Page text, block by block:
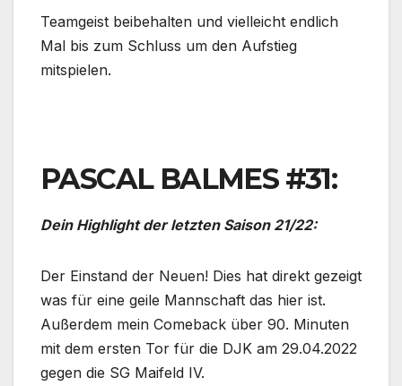
Teamgeist beibehalten und vielleicht endlich
Mal bis zum Schluss um den Aufstieg
mitspielen.
PASCAL BALMES #31:
Dein Highlight der letzten Saison 21/22:
Der Einstand der Neuen! Dies hat direkt gezeigt
was für eine geile Mannschaft das hier ist.
Außerdem mein Comeback über 90. Minuten
mit dem ersten Tor für die DJK am 29.04.2022
gegen die SG Maifeld IV.